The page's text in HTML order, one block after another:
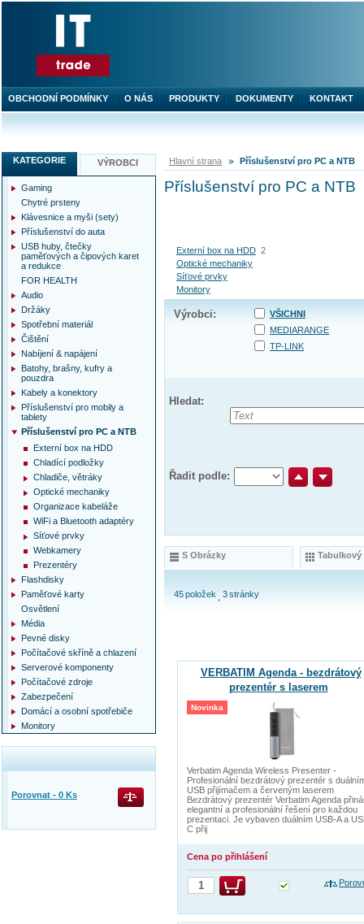
Hlavní strana Příslušenství pro PC a NTB
Příslušenství pro PC a NTB
Externí box na HDD 2
Optické mechaniky
Síťové prvky
Monitory
Výrobci:
VŠICHNI
MEDIARANGE
TP-LINK
Hledat:
Řadit podle:
S Obrázky Tabulkový
45položek 3stránky
VERBATIM Agenda - bezdrátový
prezentér s laserem
Verbatim Agenda Wireless Presenter -
Profesionální bezdrátový prezentér s
USB přijímačem a červeným laserem
Bezdrátový prezentér Verbatim Agenda
elegantní a profesionální řešení pro každou
prezentaci. Je vybaven duálním USB-A a
C přij
Cena po přihlášení
Novinka
KATEGORIE VÝROBCI
Gaming
Chytré prsteny
Klávesnice a myši (sety)
Příslušenství do auta
USB huby, čtečky
paměťových a čipových karet
a redukce
FOR HEALTH
Audio
Držáky
Spotřební materiál
Čištění
Nabíjení & napájení
Batohy, brašny, kufry a
pouzdra
Kabely a konektory
Příslušenství pro mobily a
tablety
Příslušenství pro PC a NTB
Externí box na HDD
Chladící podložky
Chladiče, větráky
Optické mechaniky
Organizace kabeláže
WiFi a Bluetooth adaptéry
Síťové prvky
Webkamery
Prezentéry
Flashdisky
Paměťové karty
Osvětlení
Média
Pevné disky
Počítačové skříně a chlazení
Serverové komponenty
Počítačové zdroje
Zabezpečení
Domácí a osobní spotřebiče
Monitory
Porovnat - 0 Ks
OBCHODNÍ PODMÍNKY O NÁS PRODUKTY DOKUMENTY KONTAKT